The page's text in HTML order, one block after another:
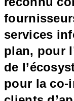
services
plan, pour
de
pour la co-